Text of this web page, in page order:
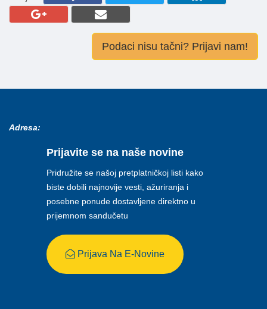
Podaci nisu tačni? Prijavi nam!
Adresa:
Prijavite se na naše novine
Pridružite se našoj pretplatničkoj listi kako
biste dobili najnovije vesti, ažuriranja i
posebne ponude dostavljene direktno u
prijemnom sandučetu
Prijava Na E-Novine